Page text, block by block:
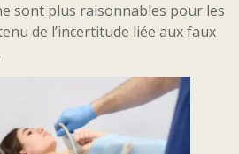
sont plus raisonnables pour les
de l’incertitude liée aux faux